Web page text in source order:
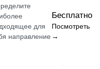
для
направление
Бесплатно
Посмотреть
→